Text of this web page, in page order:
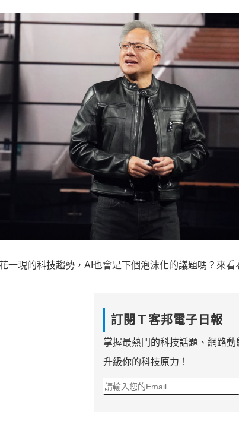
一現的科技趨勢，AI也會是下個泡沫化的議題嗎？來看
訂閱Ｔ客邦電子日報
掌握最熱門的科技話題、網路動
升級你的科技原力！